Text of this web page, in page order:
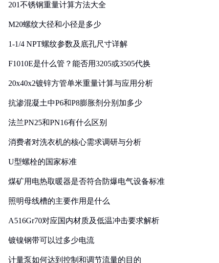
201不锈钢重量计算方法大全
M20螺纹大径和小径是多少
1-1/4 NPT螺纹参数及底孔尺寸详解
F1010E是什么管？能否用3205或3505代换
20x40x2镀锌方管单米重量计算与应用分析
抗渗混凝土中P6和P8膨胀剂分别加多少
法兰PN25和PN16有什么区别
消费者对洗衣机的核心需求调研与分析
U型螺栓的国家标准
煤矿用电热取暖器是否符合防爆电气设备标准
照明母线槽的主要作用是什么
A516Gr70对应国内材质及低温冲击要求解析
镀镍钢带可以过多少电流
计量泵如何达到控制和调节流量的目的